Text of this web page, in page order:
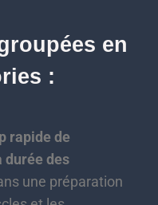
en
:
rapide de
durée des
une préparation